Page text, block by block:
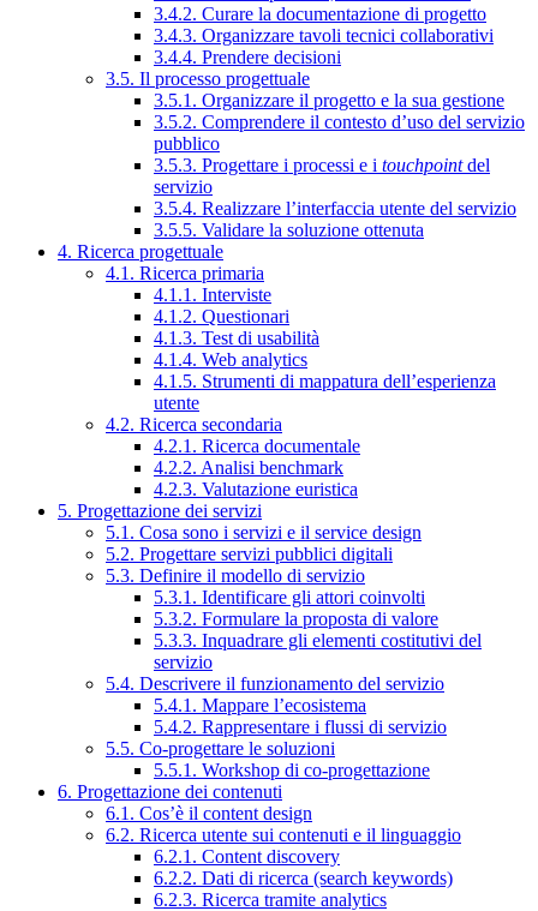
3.4.2. Curare la documentazione di progetto
3.4.3. Organizzare tavoli tecnici collaborativi
3.4.4. Prendere decisioni
3.5. Il processo progettuale
3.5.1. Organizzare il progetto e la sua gestione
3.5.2. Comprendere il contesto d’uso del servizio
pubblico
3.5.3. Progettare i processi e i touchpointdel
servizio
3.5.4. Realizzare l’interfaccia utente del servizio
3.5.5. Validare la soluzione ottenuta
4. Ricerca progettuale
4.1. Ricerca primaria
4.1.1. Interviste
4.1.2. Questionari
4.1.3. Test di usabilità
4.1.4. Web analytics
4.1.5. Strumenti di mappatura dell’esperienza
utente
4.2. Ricerca secondaria
4.2.1. Ricerca documentale
4.2.2. Analisi benchmark
4.2.3. Valutazione euristica
5. Progettazione dei servizi
5.1. Cosa sono i servizi e il service design
5.2. Progettare servizi pubblici digitali
5.3. Definire il modello di servizio
5.3.1. Identificare gli attori coinvolti
5.3.2. Formulare la proposta di valore
5.3.3. Inquadrare gli elementi costitutivi del
servizio
5.4. Descrivere il funzionamento del servizio
5.4.1. Mappare l’ecosistema
5.4.2. Rappresentare i flussi di servizio
5.5. Co-progettare le soluzioni
5.5.1. Workshop di co-progettazione
6. Progettazione dei contenuti
6.1. Cos’è il content design
6.2. Ricerca utente sui contenuti e il linguaggio
6.2.1. Content discovery
6.2.2. Dati di ricerca (search keywords)
6.2.3. Ricerca tramite analytics